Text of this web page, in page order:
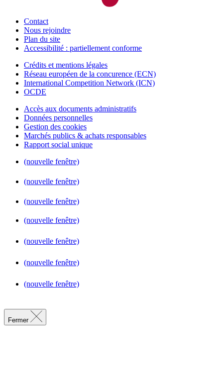
Contact
Nous rejoindre
Plan du site
Accessibilité : partiellement conforme
Crédits et mentions légales
Réseau européen de la concurence (ECN)
International Competition Network (ICN)
OCDE
Accès aux documents administratifs
Données personnelles
Gestion des cookies
Marchés publics & achats responsables
Rapport social unique
(nouvelle fenêtre)
(nouvelle fenêtre)
(nouvelle fenêtre)
(nouvelle fenêtre)
(nouvelle fenêtre)
(nouvelle fenêtre)
(nouvelle fenêtre)
Fermer